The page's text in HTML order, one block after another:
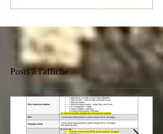
Posts à l'affiche